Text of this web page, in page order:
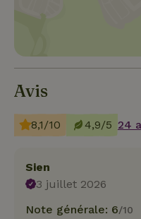
Avis
8,1/10 4,9/5 24
Sien
3 juillet 2026
Note générale: 6/10